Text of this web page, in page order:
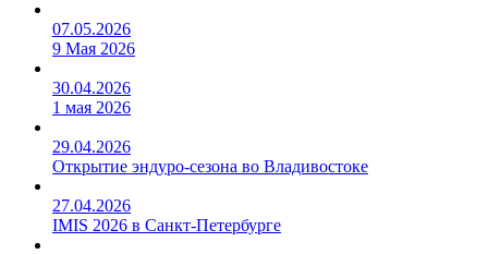
07.05.2026
9 Мая 2026
30.04.2026
1 мая 2026
29.04.2026
Открытие эндуро-сезона во Владивостоке
27.04.2026
IMIS 2026 в Санкт-Петербурге